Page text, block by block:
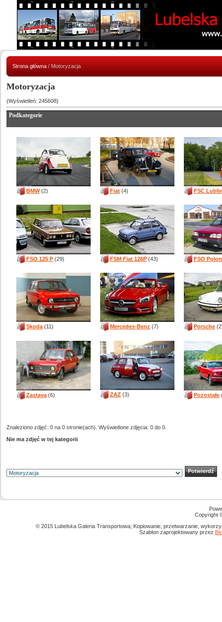
Strona główna / Motoryzacja
Motoryzacja
(Wyświetleń: 245608)
Podkategorie
BMW(2) Fiat (4) FSC
FSO 125 P (29) FSM Fiat 126P (43) FSO
Skoda (11) Mercedes-Benz (7) Porsche
Zastava (6) ZAZ (3) Pozostałe
Znaleziono zdjęć: 0 na 0 stronie(ach). Wyświetlone zdjęcia: 0 do 0.
Nie ma zdjęć w tej kategorii
Copyright
© 2015 Lubelska Galeria Transportowa; Kopiowanie, przetwarzanie,
Szablon zaprojektowany przez